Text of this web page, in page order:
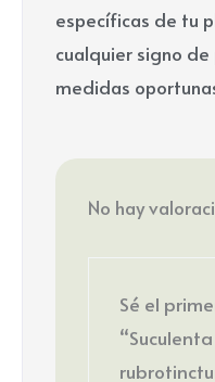
específicas de tu
cualquier signo
medidas
No hay
Sé el